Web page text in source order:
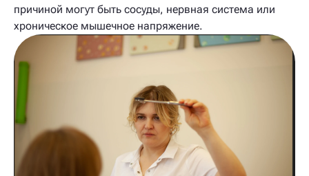
причиной могут быть сосуды, нервная система или
хроническое мышечное напряжение.